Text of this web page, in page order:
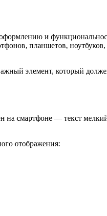
и
планшетов,
элемент, который
на смартфоне — текст
отображения: